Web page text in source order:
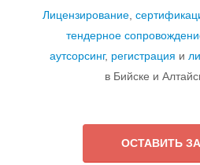
Лицензирование,
тендерное
аутсорсинг, регистрация и
в Бийске и
ОСТАВИТЬ